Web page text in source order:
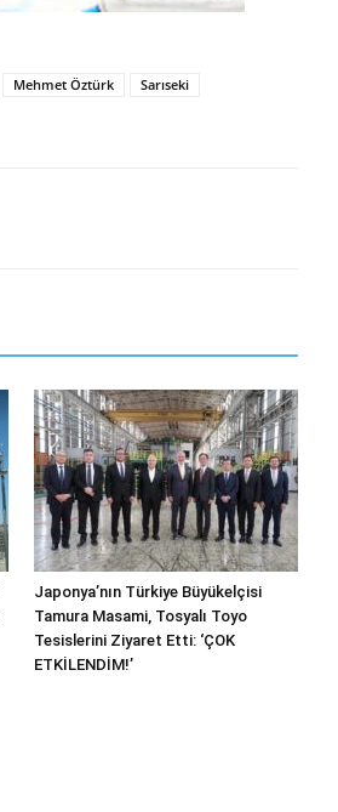
Mehmet Öztürk
Sarıseki
Japonya’nın Türkiye Büyükelçisi
Tamura Masami, Tosyalı Toyo
Tesislerini Ziyaret Etti: ‘ÇOK
ETKİLENDİM!’